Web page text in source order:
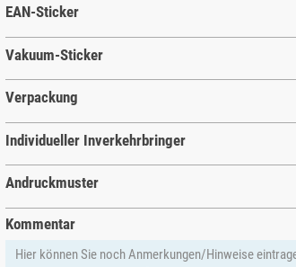
EAN-Sticker
Vakuum-Sticker
Verpackung
Individueller Inverkehrbringer
Andruckmuster
Kommentar